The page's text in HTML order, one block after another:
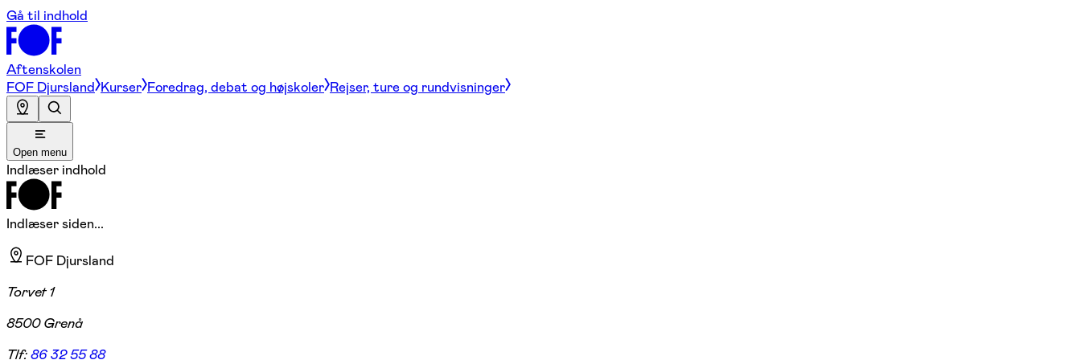
Gå til indhold
Aftenskolen
FOF Djursland Kurser Foredrag, debat og højskoler Rejser, ture og rundvisninger
Open menu
Indlæser indhold
Indlæser siden...
FOF Djursland
Torvet 1
8500 Grenå
Tlf:86 32 55 88